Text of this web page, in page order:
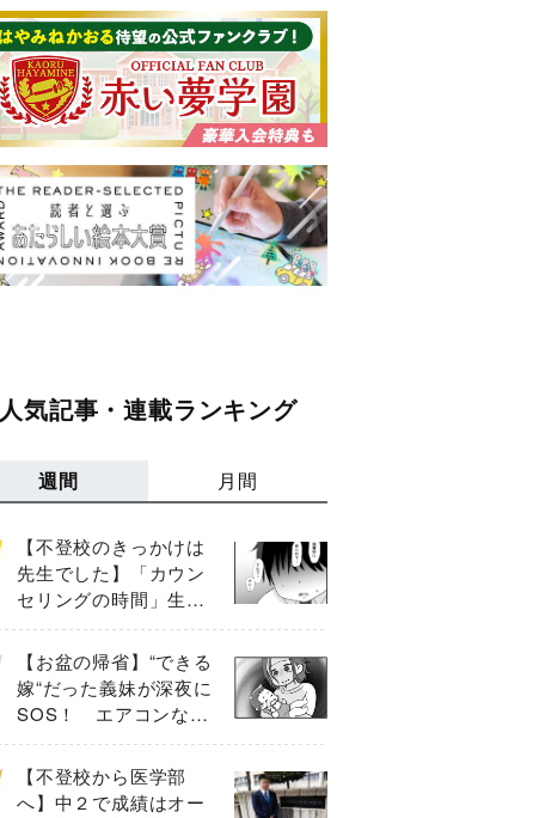
人気記事・連載ランキング
週間 月間
【不登校のきっかけは
先生でした】「カウン
セリングの時間」生徒
の情報をバラしたの
は…《第２話》
【お盆の帰省】“できる
嫁“だった義妹が深夜に
SOS！ エアコンな
し・肉禁止の義実家ル
ールに変化が…〈後
編〉
【不登校から医学部
へ】中２で成績はオー